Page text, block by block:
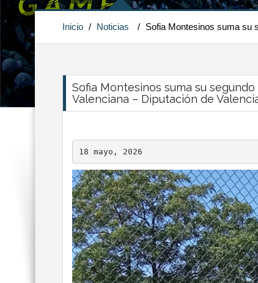
Inicio / Noticias / Sofia Montesinos suma su
Sofia Montesinos suma su
Valenciana – Diputación de
18 mayo, 2026